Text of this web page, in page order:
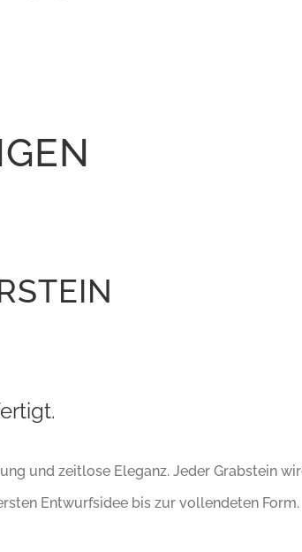
und zeitlose Eleganz. Jeder Grabstein
Entwurfsidee bis zur vollendeten Form.